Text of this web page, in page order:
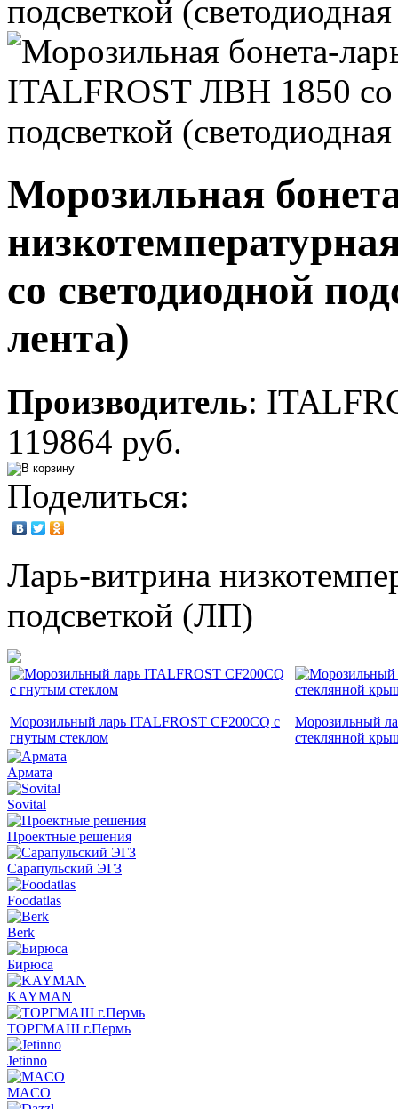
Морозильная
со светодиодной
лента)
Производитель:
119864 руб.
Поделиться:
Ларь-витрина
подсветкой (ЛП)
Морозильный ларь ITALFROST CF200CQ с
гнутым стеклом
Морозильный
стеклянной
Армата
Sovital
Проектные решения
Сарапульский ЭГЗ
Foodatlas
Berk
Бирюса
KAYMAN
ТОРГМАШ г.Пермь
Jetinno
MACO